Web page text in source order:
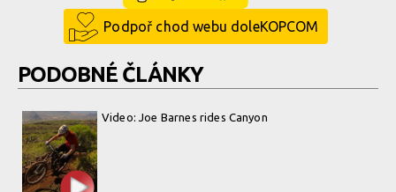
Podpoř chod webu doleKOPCOM
PODOBNÉ ČLÁNKY
Video: Joe Barnes rides Canyon